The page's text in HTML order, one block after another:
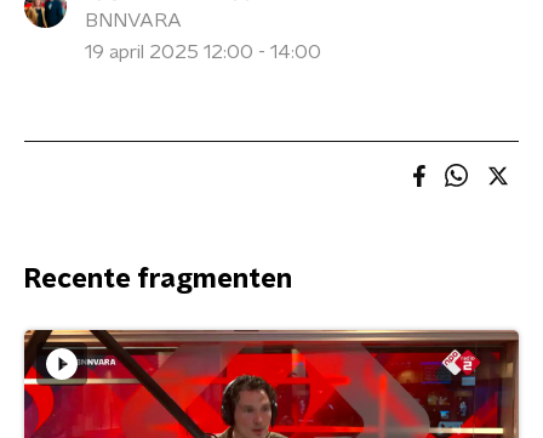
BNNVARA
19 april 2025 12:00 - 14:00
Recente fragmenten